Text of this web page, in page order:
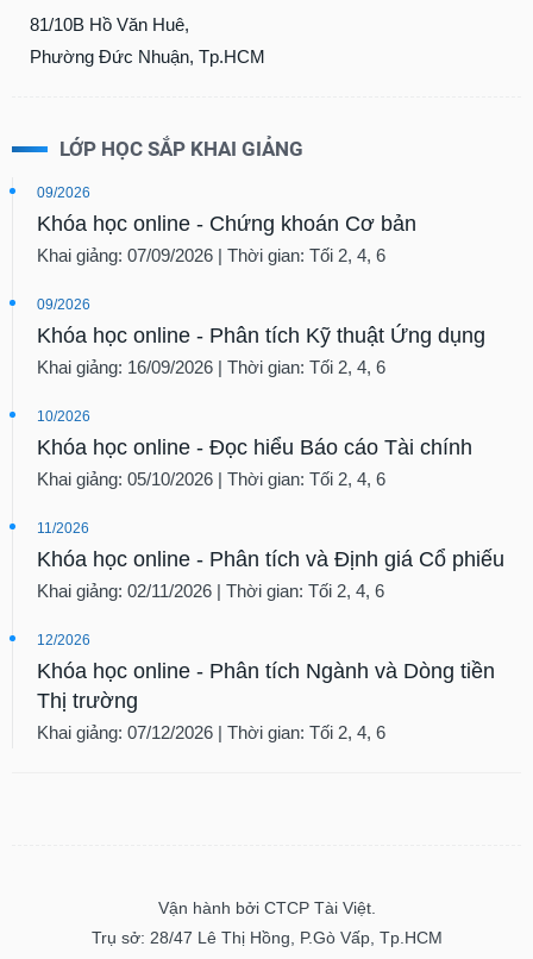
81/10B Hồ Văn Huê,
Phường Đức Nhuận, Tp.HCM
LỚP HỌC SẮP KHAI GIẢNG
09/2026
Khóa học online - Chứng khoán Cơ bản
Khai giảng: 07/09/2026 | Thời gian: Tối 2, 4, 6
09/2026
Khóa học online - Phân tích Kỹ thuật Ứng dụng
Khai giảng: 16/09/2026 | Thời gian: Tối 2, 4, 6
10/2026
Khóa học online - Đọc hiểu Báo cáo Tài chính
Khai giảng: 05/10/2026 | Thời gian: Tối 2, 4, 6
11/2026
Khóa học online - Phân tích và Định giá Cổ phiếu
Khai giảng: 02/11/2026 | Thời gian: Tối 2, 4, 6
12/2026
Khóa học online - Phân tích Ngành và Dòng tiền
Thị trường
Khai giảng: 07/12/2026 | Thời gian: Tối 2, 4, 6
Vận hành bởi CTCP Tài Việt.
Trụ sở: 28/47 Lê Thị Hồng, P.Gò Vấp, Tp.HCM